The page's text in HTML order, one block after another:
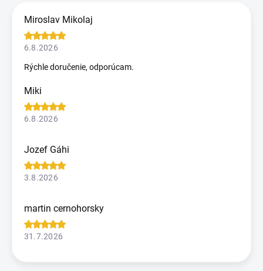
Miroslav Mikolaj
6.8.2026
Rýchle doručenie, odporúcam.
Miki
6.8.2026
Jozef Gáhi
3.8.2026
martin cernohorsky
31.7.2026